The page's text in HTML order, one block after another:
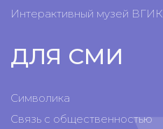
Интерактивный музей ВГИК
ДЛЯ СМИ
Символика
Связь с общественностью